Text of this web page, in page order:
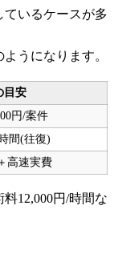
いるケースが多
うになります。
目安
円/案件
間(往復)
高速実費
12,000円/時間な